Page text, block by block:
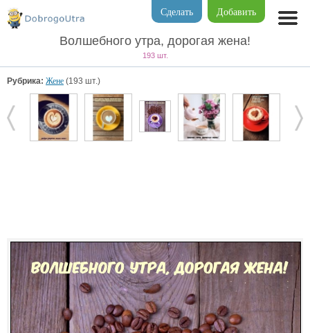
Добавить
Сделать
Волшебного утра, дорогая жена!
193 шт.
Рубрика: Жене (193 шт.)